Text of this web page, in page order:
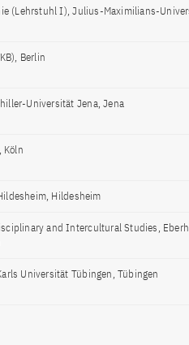
(Lehrstuhl I), Julius-Maximilians-
Berlin
Universität Jena, Jena
Köln
Hildesheim
and Intercultural Studies,
Universität Tübingen, Tübingen